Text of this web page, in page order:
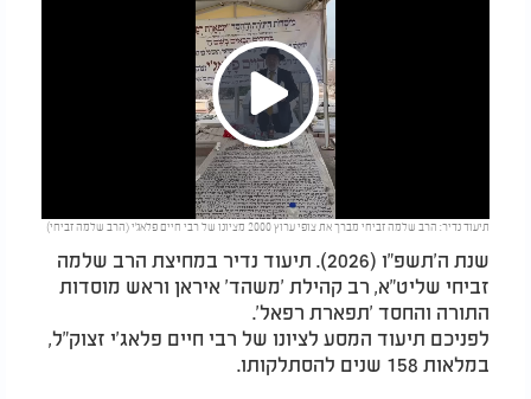
Play
Video
תיעוד נדיר: הרב שלמה זביחי מברך את צופי ערוץ 2000 מציונו של רבי חיים פלאג'י (הרב שלמה זביחי)
שנת ה'תשפ"ו (2026). תיעוד נדיר במחיצת הרב שלמה
זביחי שליט"א, רב קהילת 'משהד' איראן וראש מוסדות
התורה והחסד 'תפארת רפאל'.
לפניכם תיעוד המסע לציונו של רבי חיים פלאג'י זצוק"ל,
במלאות 158 שנים להסתלקותו.